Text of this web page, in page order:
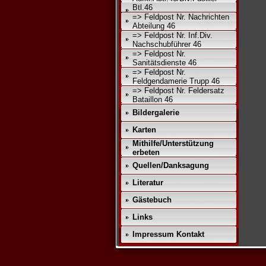
Btl.46
=> Feldpost Nr. Nachrichten
Abteilung 46
=> Feldpost Nr. Inf.Div.
Nachschubführer 46
=> Feldpost Nr.
Sanitätsdienste 46
=> Feldpost Nr.
Feldgendamerie Trupp 46
=> Feldpost Nr. Feldersatz
Bataillon 46
Bildergalerie
Karten
Mithilfe/Unterstützung
erbeten
Quellen/Danksagung
Literatur
Gästebuch
Links
Impressum Kontakt